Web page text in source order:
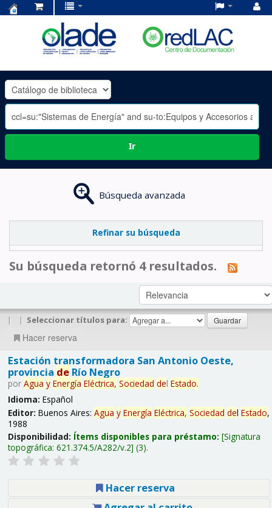
OLADE
-
Ir
Búsqueda avanzada
Refinar su búsqueda
Su búsqueda retornó 4 resultados.
| | Seleccionar títulos para:
Hacer reserva
Estación transformadora San Antonio Oeste,
provincia deRío Negro
por Agua y Energía Eléctrica, Sociedad del Estado.
Idioma: Español
Editor: Buenos Aires: Agua y Energía Eléctrica, Sociedad del Estado,
1988
Disponibilidad: Ítems disponibles para préstamo: Signatura
topográfica: 621.374.5/A282/v.2 (3).
Hacer reserva